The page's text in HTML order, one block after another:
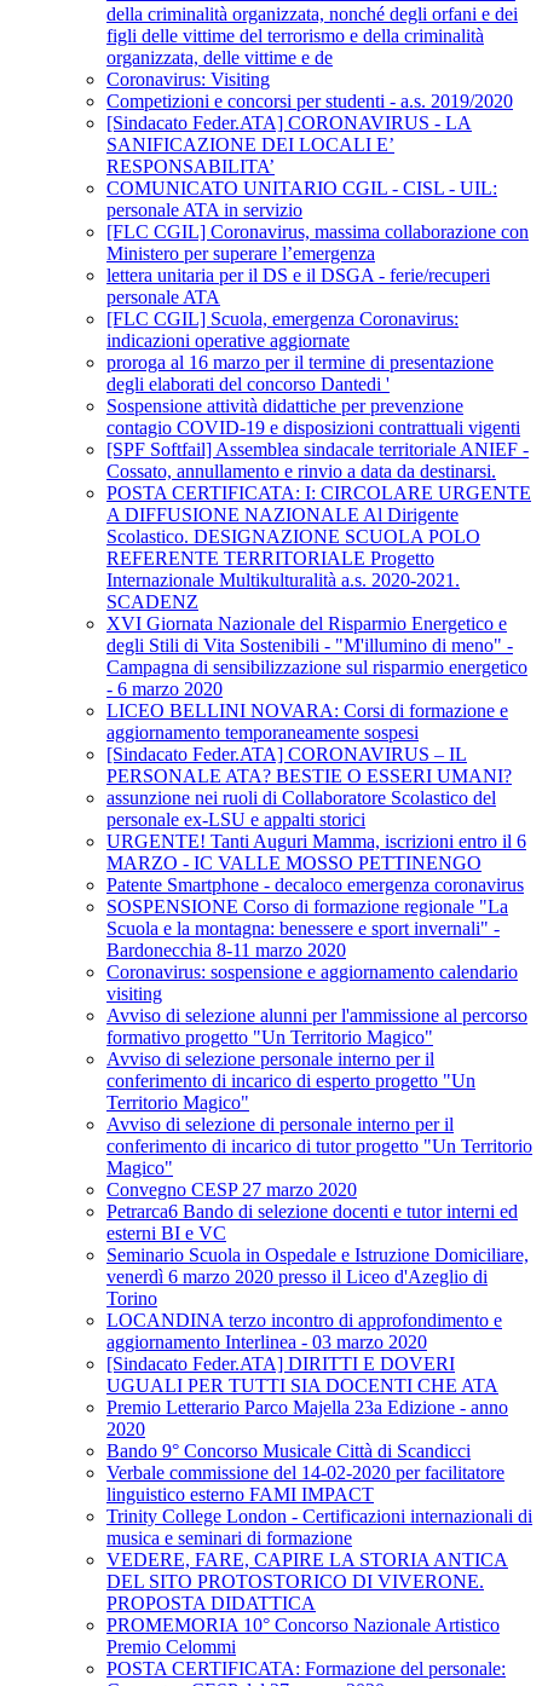
della criminalità organizzata, nonché degli orfani e dei
figli delle vittime del terrorismo e della criminalità
organizzata, delle vittime e de
Coronavirus: Visiting
Competizioni e concorsi per studenti - a.s. 2019/2020
[Sindacato Feder.ATA] CORONAVIRUS - LA
SANIFICAZIONE DEI LOCALI E’
RESPONSABILITA’
COMUNICATO UNITARIO CGIL - CISL - UIL:
personale ATA in servizio
[FLC CGIL] Coronavirus, massima collaborazione con
Ministero per superare l’emergenza
lettera unitaria per il DS e il DSGA - ferie/recuperi
personale ATA
[FLC CGIL] Scuola, emergenza Coronavirus:
indicazioni operative aggiornate
proroga al 16 marzo per il termine di presentazione
degli elaborati del concorso Dantedi '
Sospensione attività didattiche per prevenzione
contagio COVID-19 e disposizioni contrattuali vigenti
[SPF Softfail] Assemblea sindacale territoriale ANIEF -
Cossato, annullamento e rinvio a data da destinarsi.
POSTA CERTIFICATA: I: CIRCOLARE URGENTE
A DIFFUSIONE NAZIONALE Al Dirigente
Scolastico. DESIGNAZIONE SCUOLA POLO
REFERENTE TERRITORIALE Progetto
Internazionale Multikulturalità a.s. 2020-2021.
SCADENZ
XVI Giornata Nazionale del Risparmio Energetico e
degli Stili di Vita Sostenibili - "M'illumino di meno" -
Campagna di sensibilizzazione sul risparmio energetico
- 6 marzo 2020
LICEO BELLINI NOVARA: Corsi di formazione e
aggiornamento temporaneamente sospesi
[Sindacato Feder.ATA] CORONAVIRUS – IL
PERSONALE ATA? BESTIE O ESSERI UMANI?
assunzione nei ruoli di Collaboratore Scolastico del
personale ex-LSU e appalti storici
URGENTE! Tanti Auguri Mamma, iscrizioni entro il 6
MARZO - IC VALLE MOSSO PETTINENGO
Patente Smartphone - decaloco emergenza coronavirus
SOSPENSIONE Corso di formazione regionale "La
Scuola e la montagna: benessere e sport invernali" -
Bardonecchia 8-11 marzo 2020
Coronavirus: sospensione e aggiornamento calendario
visiting
Avviso di selezione alunni per l'ammissione al percorso
formativo progetto "Un Territorio Magico"
Avviso di selezione personale interno per il
conferimento di incarico di esperto progetto "Un
Territorio Magico"
Avviso di selezione di personale interno per il
conferimento di incarico di tutor progetto "Un Territorio
Magico"
Convegno CESP 27 marzo 2020
Petrarca6 Bando di selezione docenti e tutor interni ed
esterni BI e VC
Seminario Scuola in Ospedale e Istruzione Domiciliare,
venerdì 6 marzo 2020 presso il Liceo d'Azeglio di
Torino
LOCANDINA terzo incontro di approfondimento e
aggiornamento Interlinea - 03 marzo 2020
[Sindacato Feder.ATA] DIRITTI E DOVERI
UGUALI PER TUTTI SIA DOCENTI CHE ATA
Premio Letterario Parco Majella 23a Edizione - anno
2020
Bando 9° Concorso Musicale Città di Scandicci
Verbale commissione del 14-02-2020 per facilitatore
linguistico esterno FAMI IMPACT
Trinity College London - Certificazioni internazionali di
musica e seminari di formazione
VEDERE, FARE, CAPIRE LA STORIA ANTICA
DEL SITO PROTOSTORICO DI VIVERONE.
PROPOSTA DIDATTICA
PROMEMORIA 10° Concorso Nazionale Artistico
Premio Celommi
POSTA CERTIFICATA: Formazione del personale: